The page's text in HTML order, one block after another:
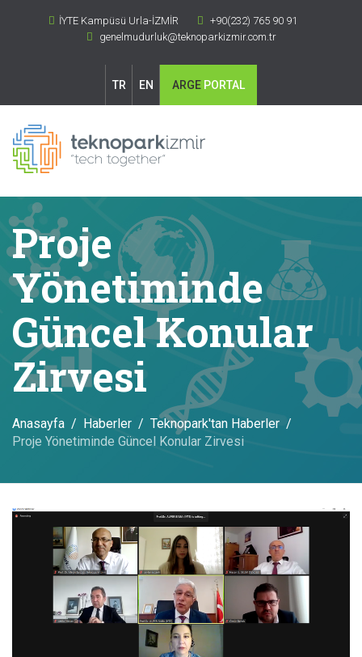
İYTE Kampüsü Urla-İZMİR
+90(232) 765 90 91
genelmudurluk@teknoparkizmir.com.tr
TR EN ARGE PORTAL
Proje
Yönetiminde
Güncel Konular
Zirvesi
Anasayfa Haberler
Teknopark'tan Haberler
Proje Yönetiminde Güncel Konular Zirvesi